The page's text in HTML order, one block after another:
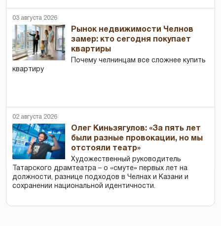
03 августа 2026
Рынок недвижимости Челнов
замер: кто сегодня покупает
квартиры
Почему челнинцам все сложнее купить
квартиру
02 августа 2026
Олег Киньзягулов: «За пять лет
были разные провокации, но мы
отстояли театр»
Художественный руководитель
Татарского драмтеатра – о «смуте» первых лет на
должности, разнице подходов в Челнах и Казани и
сохранении национальной идентичности.